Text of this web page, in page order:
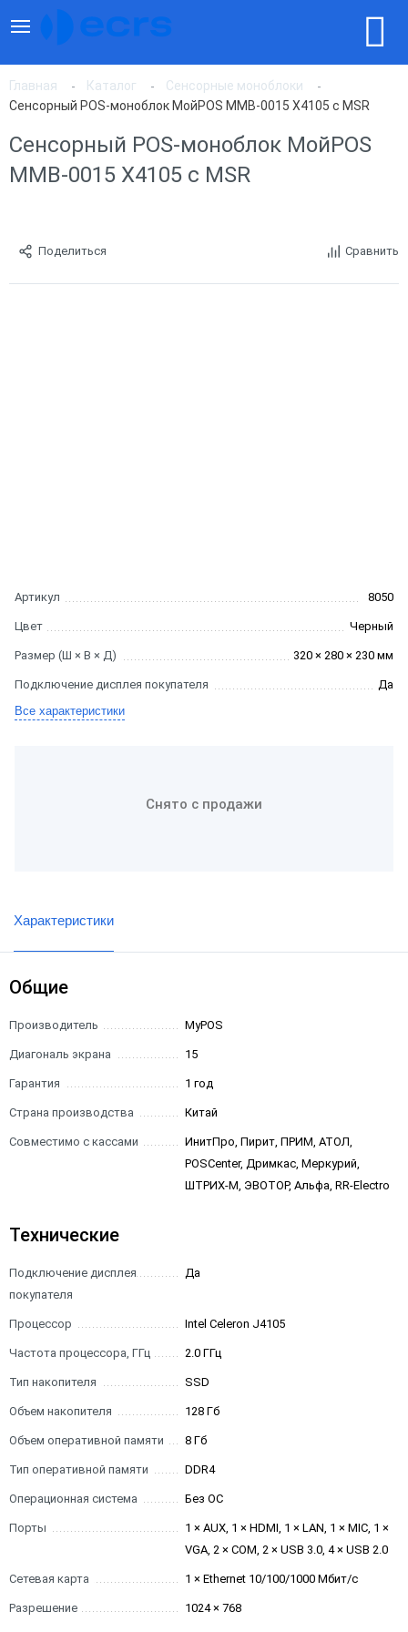
Главная Каталог
Сенсорные моноблоки
Сенсорный POS-моноблок МойPOS MMB-0015 X4105 с MSR
Сенсорный POS-моноблок МойPOS
MMB-0015 X4105 с MSR
Поделиться Сравнить
Артикул 8050
Цвет Черный
Размер (Ш × В × Д) 320 × 280 × 230 мм
Подключение дисплея покупателя
Да
Все характеристики
Снято с продажи
Характеристики
Общие
Производитель MyPOS
Диагональ экрана 15
Гарантия 1 год
Страна производства Китай
Совместимо с кассами
ИнитПро, Пирит, ПРИМ, АТОЛ,
POSCenter, Дримкас, Меркурий,
ШТРИХ-М, ЭВОТОР, Альфа, RR-Electro
Технические
Подключение дисплея
покупателя
Да
Процессор Intel Celeron J4105
Частота процессора, ГГц 2.0 ГГц
Тип накопителя SSD
Объем накопителя 128 Гб
Объем оперативной памяти 8 Гб
Тип оперативной памяти DDR4
Операционная система Без ОС
Порты
1 × AUX, 1 × HDMI, 1 × LAN, 1 × MIC, 1 ×
VGA, 2 × COM, 2 × USB 3.0, 4 × USB 2.0
Сетевая карта 1 × Ethernet 10/100/1000 Мбит/с
Разрешение 1024 × 768